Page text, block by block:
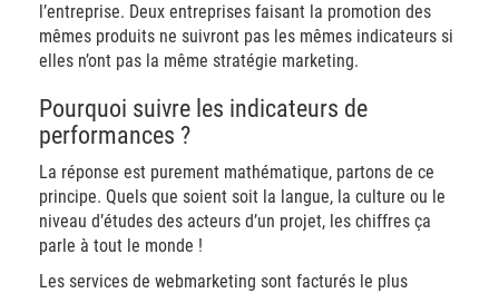
l’entreprise. Deux entreprises faisant la promotion des
mêmes produits ne suivront pas les mêmes indicateurs si
elles n’ont pas la même stratégie marketing.
Pourquoi suivre les indicateurs de
performances ?
La réponse est purement mathématique, partons de ce
principe. Quels que soient soit la langue, la culture ou le
niveau d’études des acteurs d’un projet, les chiffres ça
parle à tout le monde !
Les services de webmarketing sont facturés le plus